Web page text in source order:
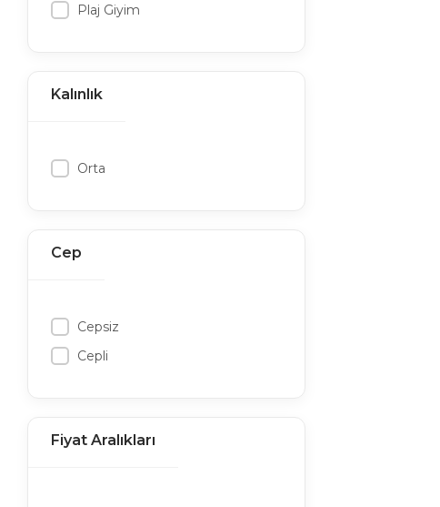
Plaj Giyim
Kalınlık
Orta
Cep
Cepsiz
Cepli
Fiyat Aralıkları